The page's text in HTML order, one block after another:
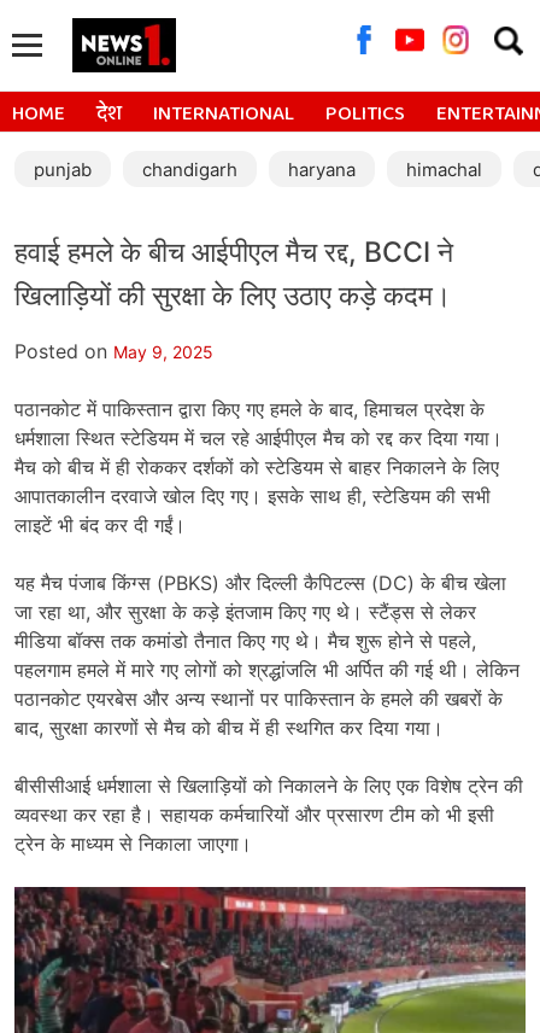
for:
HOME देश INTERNATIONAL POLITICS
punjab chandigarh haryana himachal
हवाई हमले के बीच आईपीएल मैच रद्द, BCCI ने
खिलाड़ियों की सुरक्षा के लिए उठाए कड़े कदम।
Posted on May 9, 2025
पठानकोट में पाकिस्तान द्वारा किए गए हमले के बाद, हिमाचल प्रदेश के
धर्मशाला स्थित स्टेडियम में चल रहे आईपीएल मैच को रद्द कर दिया गया।
मैच को बीच में ही रोककर दर्शकों को स्टेडियम से बाहर निकालने के लिए
आपातकालीन दरवाजे खोल दिए गए। इसके साथ ही, स्टेडियम की सभी
लाइटें भी बंद कर दी गईं।
यह मैच पंजाब किंग्स (PBKS) और दिल्ली कैपिटल्स (DC) के बीच खेला
जा रहा था, और सुरक्षा के कड़े इंतजाम किए गए थे। स्टैंड्स से लेकर
मीडिया बॉक्स तक कमांडो तैनात किए गए थे। मैच शुरू होने से पहले,
पहलगाम हमले में मारे गए लोगों को श्रद्धांजलि भी अर्पित की गई थी। लेकिन
पठानकोट एयरबेस और अन्य स्थानों पर पाकिस्तान के हमले की खबरों के
बाद, सुरक्षा कारणों से मैच को बीच में ही स्थगित कर दिया गया।
बीसीसीआई धर्मशाला से खिलाड़ियों को निकालने के लिए एक विशेष ट्रेन की
व्यवस्था कर रहा है। सहायक कर्मचारियों और प्रसारण टीम को भी इसी
ट्रेन के माध्यम से निकाला जाएगा।